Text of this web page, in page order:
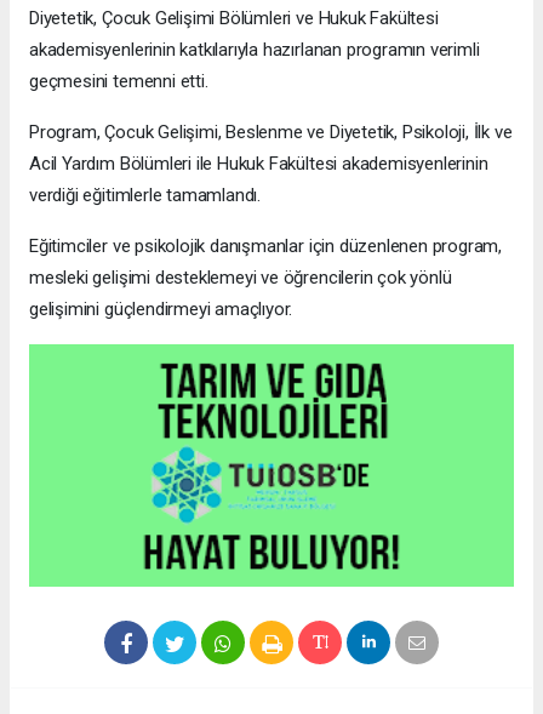
Diyetetik, Çocuk Gelişimi Bölümleri ve Hukuk Fakültesi
akademisyenlerinin katkılarıyla hazırlanan programın verimli
geçmesini temenni etti.
Program, Çocuk Gelişimi, Beslenme ve Diyetetik, Psikoloji, İlk ve
Acil Yardım Bölümleri ile Hukuk Fakültesi akademisyenlerinin
verdiği eğitimlerle tamamlandı.
Eğitimciler ve psikolojik danışmanlar için düzenlenen program,
mesleki gelişimi desteklemeyi ve öğrencilerin çok yönlü
gelişimini güçlendirmeyi amaçlıyor.